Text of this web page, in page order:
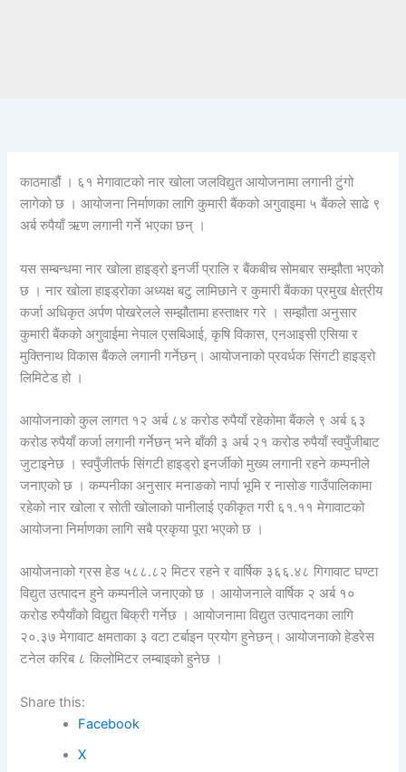
काठमाडौं । ६१ मेगावाटको नार खोला जलविद्युत आयोजनामा लगानी टुंगो
लागेको छ । आयोजना निर्माणका लागि कुमारी बैंकको अगुवाइमा ५ बैंकले साढे ९
अर्ब रुपैयाँ ऋण लगानी गर्ने भएका छन् ।
यस सम्बन्धमा नार खोला हाइड्रो इनर्जी प्रालि र बैंकबीच सोमबार सम्झौता भएको
छ । नार खोला हाइड्रोका अध्यक्ष बटु लामिछाने र कुमारी बैंकका प्रमुख क्षेत्रीय
कर्जा अधिकृत अर्पण पोखरेलले सम्झौतामा हस्ताक्षर गरे । सम्झौता अनुसार
कुमारी बैंकको अगुवाईमा नेपाल एसबिआई, कृषि विकास, एनआइसी एसिया र
मुक्तिनाथ विकास बैंकले लगानी गर्नेछन्। आयोजनाको प्रवर्धक सिंगटी हाइड्रो
लिमिटेड हो ।
आयोजनाको कुल लागत १२ अर्ब ८४ करोड रुपैयाँ रहेकोमा बैंकले ९ अर्ब ६३
करोड रुपैयाँ कर्जा लगानी गर्नेछन् भने बाँकी ३ अर्ब २१ करोड रुपैयाँ स्वपुँजीबाट
जुटाइनेछ । स्वपुँजीतर्फ सिंगटी हाइड्रो इनर्जीको मुख्य लगानी रहने कम्पनीले
जनाएको छ । कम्पनीका अनुसार मनाङको नार्पा भूमि र नासोङ गाउँपालिकामा
रहेको नार खोला र सोती खोलाको पानीलाई एकीकृत गरी ६१.११ मेगावाटको
आयोजना निर्माणका लागि सबै प्रकृया पूरा भएको छ ।
आयोजनाको ग्रस हेड ५८८.८२ मिटर रहने र वार्षिक ३६६.४८ गिगावाट घण्टा
विद्युत उत्पादन हुने कम्पनीले जनाएको छ । आयोजनाले वार्षिक २ अर्ब १०
करोड रुपैयाँको विद्युत बिक्री गर्नेछ । आयोजनामा विद्युत उत्पादनका लागि
२०.३७ मेगावाट क्षमताका ३ वटा टर्बाइन प्रयोग हुनेछन्। आयोजनाको हेडरेस
टनेल करिब ८ किलोमिटर लम्बाइको हुनेछ ।
Share this:
Facebook
X